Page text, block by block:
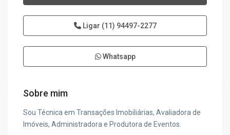
Ligar (11) 94497-2277
Whatsapp
Sobre mim
Sou Técnica em Transações Imobiliárias, Avaliadora de
Imóveis, Administradora e Produtora de Eventos.